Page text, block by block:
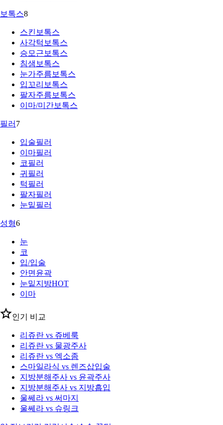
보톡스8
스킨보톡스
사각턱보톡스
승모근보톡스
침샘보톡스
눈가주름보톡스
입꼬리보톡스
팔자주름보톡스
이마/미간보톡스
필러 7
입술필러
이마필러
코필러
귀필러
턱필러
팔자필러
눈밑필러
성형6
눈
코
입/입술
안면윤곽
눈밑지방HOT
이마
인기 비교
리쥬란 vs 쥬베룩
리쥬란 vs 물광주사
리쥬란 vs 엑소좀
스마일라식 vs 렌즈삽입술
지방분해주사 vs 윤곽주사
지방분해주사 vs 지방흡입
울쎄라 vs 써마지
울쎄라 vs 슈링크